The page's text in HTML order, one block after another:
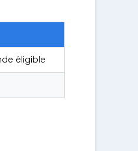
éligible